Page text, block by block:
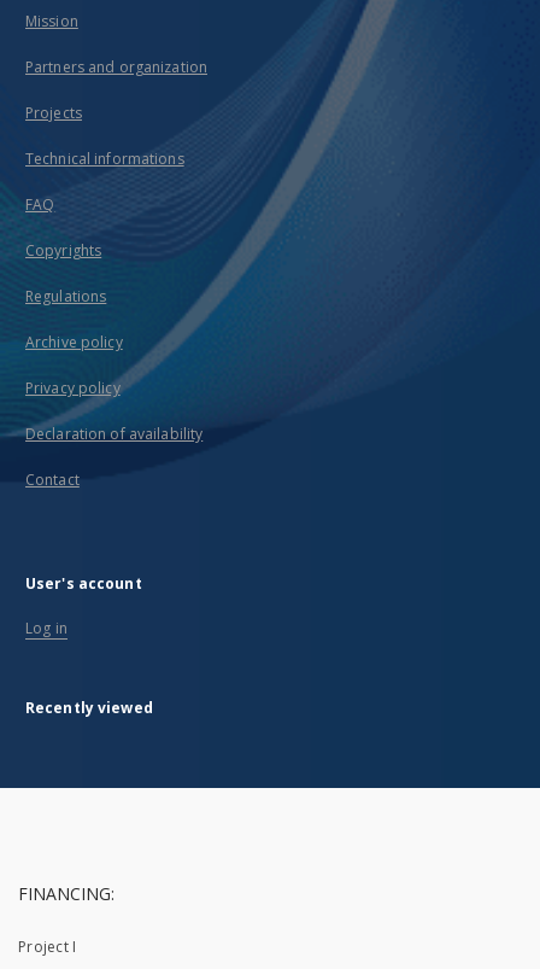
Mission
Partners and organization
Projects
Technical informations
FAQ
Copyrights
Regulations
Archive policy
Privacy policy
Declaration of availability
Contact
User's account
Log in
Recently viewed
FINANCING:
Project I